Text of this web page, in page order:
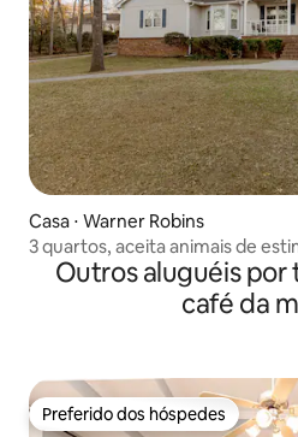
Casa ⋅ Warner Robins
3 quartos, aceita animais de
carros | Perto de RAFB
Outros aluguéis
café da
Preferido dos hóspedes
Preferido dos hóspedes